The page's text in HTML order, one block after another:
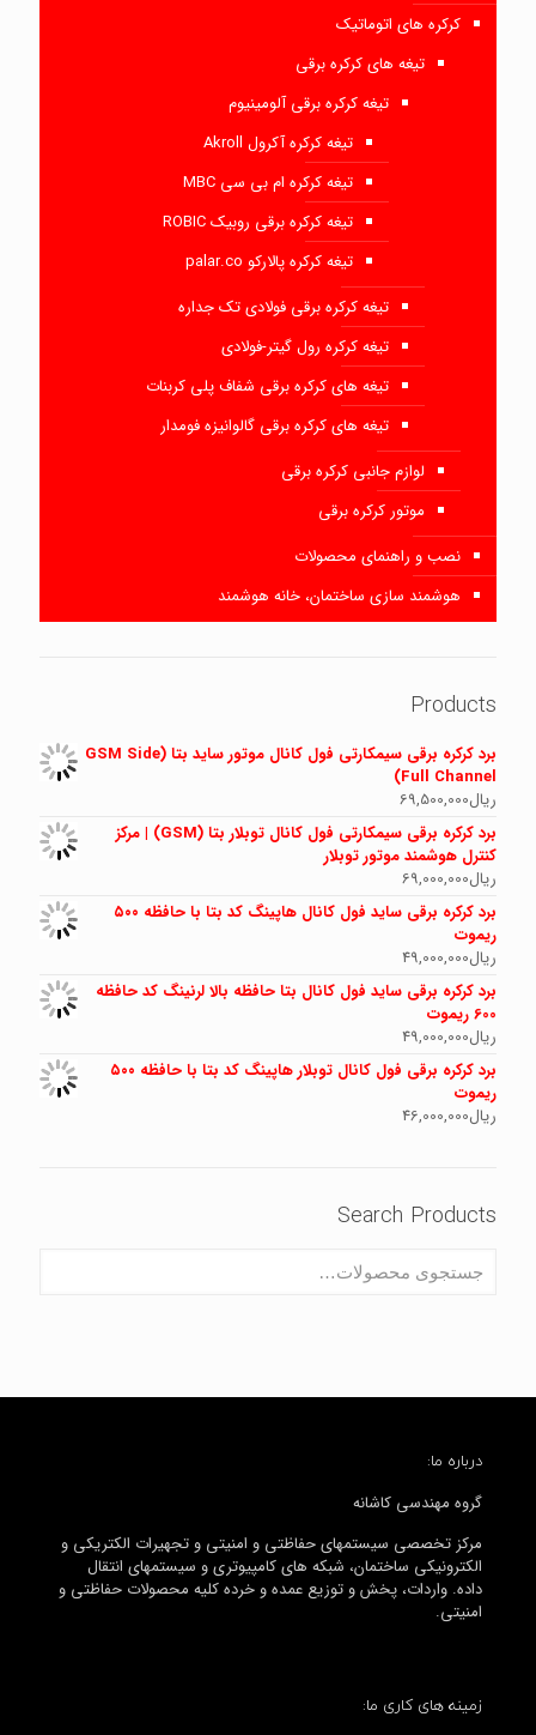
کرکره های اتوماتیک
تیغه های کرکره برقی
تیغه کرکره برقی آلومینیوم
تیغه کرکره آکرول Akroll
تیغه کرکره ام بی سی MBC
تیغه کرکره برقی روبیک ROBIC
تیغه کرکره پالارکو palar.co
تیغه کرکره برقی فولادی تک جداره
تیغه کرکره رول گیتر-فولادی
تیغه های کرکره برقی شفاف پلی کربنات
تیغه های کرکره برقی گالوانیزه فومدار
لوازم جانبی کرکره برقی
موتور کرکره برقی
نصب و راهنمای محصولات
هوشمند سازی ساختمان، خانه هوشمند
Products
برد کرکره برقی سیمکارتی فول کانال موتور ساید بتا (GSM Side
Full Channel)
ریال69,500,000
برد کرکره برقی سیمکارتی فول کانال توبلار بتا (GSM) | مرکز
کنترل هوشمند موتور توبلار
ریال69,000,000
برد کرکره برقی ساید فول کانال هاپینگ کد بتا با حافظه ۵۰۰
ریموت
ریال49,000,000
برد کرکره برقی ساید فول کانال بتا حافظه بالا لرنینگ کد حافظه
600 ریموت
ریال49,000,000
برد کرکره برقی فول کانال توبلار هاپینگ کد بتا با حافظه ۵۰۰
ریموت
ریال46,000,000
Search Products
درباره ما:
گروه مهندسی کاشانه
مرکز تخصصی سیستمهای حفاظتی و امنیتی و تجهیرات الکتریکی و
الکترونیکی ساختمان، شبکه های کامپیوتری و سیستمهای انتقال
داده. واردات، پخش و توزیع عمده و خرده کلیه محصولات حفاظتی و
امنیتی.
زمینه های کاری ما: